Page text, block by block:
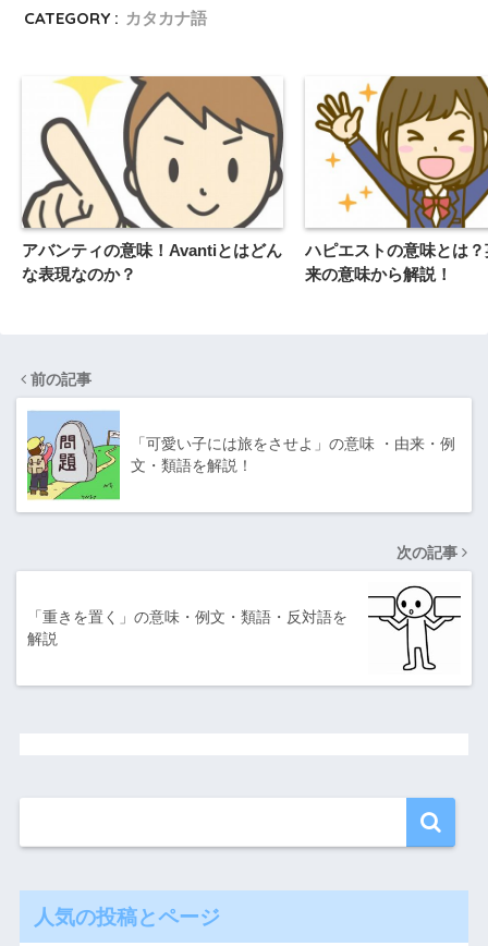
CATEGORY : カタカナ語
アバンティの意味！Avantiとはどん
な表現なのか？
ハピエストの意味とは
来の意味から解説！
前の記事
「可愛い子には旅をさせよ」の意味 ・由来・例
文・類語を解説！
次の記事
「重きを置く」の意味・例文・類語・反対語を
解説
人気の投稿とページ